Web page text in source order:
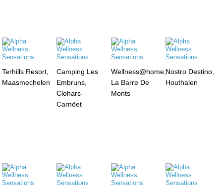
Terhills Resort,
Maasmechelen
Camping Les
Embruns,
Clohars-
Carnöet
Wellness@home,
La Barre De
Monts
Nostro Destino,
Houthalen